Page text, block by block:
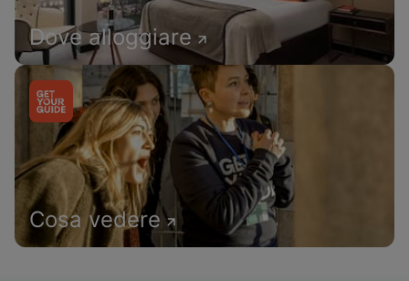
Dove alloggiare
Cosa vedere